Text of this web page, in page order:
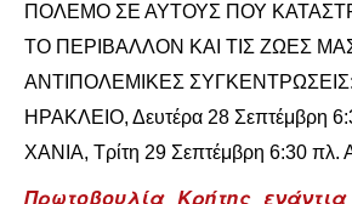
ΑΝΤΙΦΑΣΙΣΤΙΚΌ
ΑΝΤΙΡΑΤΣΙΣΤΙΚΌ
ΠΟΛΕΜΟ ΣΕ ΑΥΤΟΥΣ ΠΟΥ
ΤΟ ΠΕΡΙΒΑΛΛΟΝ ΚΑΙ ΤΙΣ ΖΩΕΣ
ΑΝΤΙΠΟΛΕΜΙΚΕΣ ΣΥΓΚΕΝΤΡΩΣΕΙΣ:
ΗΡΑΚΛΕΙΟ, Δευτέρα 28 Σεπτέμβρη
ΧΑΝΙΑ, Τρίτη 29 Σεπτέμβρη 6:30 πλ.
Πρωτοβουλία Κρήτης ενάντια